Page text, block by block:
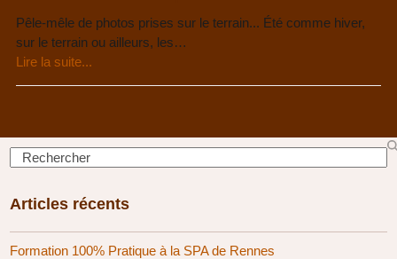
Pêle-mêle de photos prises sur le terrain... Été comme hiver,
sur le terrain ou ailleurs, les…
Lire la suite...
Search
Articles récents
Formation 100% Pratique à la SPA de Rennes